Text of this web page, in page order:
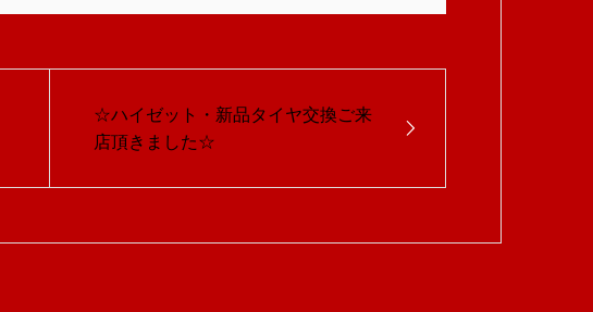
☆ハイゼット・新品タイヤ交換ご来
店頂きました☆